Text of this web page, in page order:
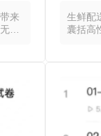
来
广
到
完
进
生鲜配
囊括高
全品类
系在
拣打